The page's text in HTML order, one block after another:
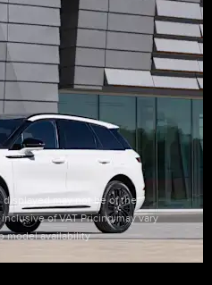
displayed may not be of the
of VAT Pricing may vary
model availability”